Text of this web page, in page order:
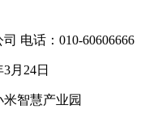
电话：010-60606666
月24日
智慧产业园